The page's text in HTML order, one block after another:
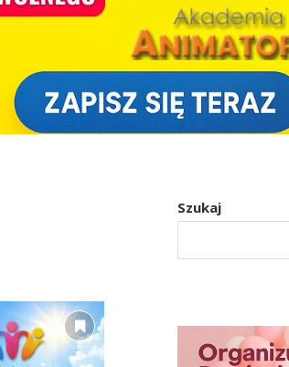
Szukaj